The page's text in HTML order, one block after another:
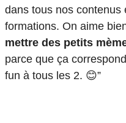
dans tous nos contenus
formations. On aime
mettre des petits
parce que ça
fun à tous les 2. 😊”